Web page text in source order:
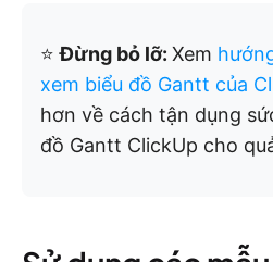
⭐Đừng bỏ lỡ: Xem
xem biểu đồ Gantt của
hơn về cách tận dụng
đồ Gantt ClickUp cho